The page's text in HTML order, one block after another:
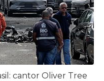
cantor Oliver Tree